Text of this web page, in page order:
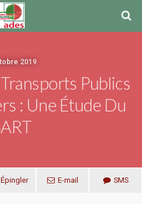
2019
Publics
: Une Étude Du
Épingler E-mail SMS